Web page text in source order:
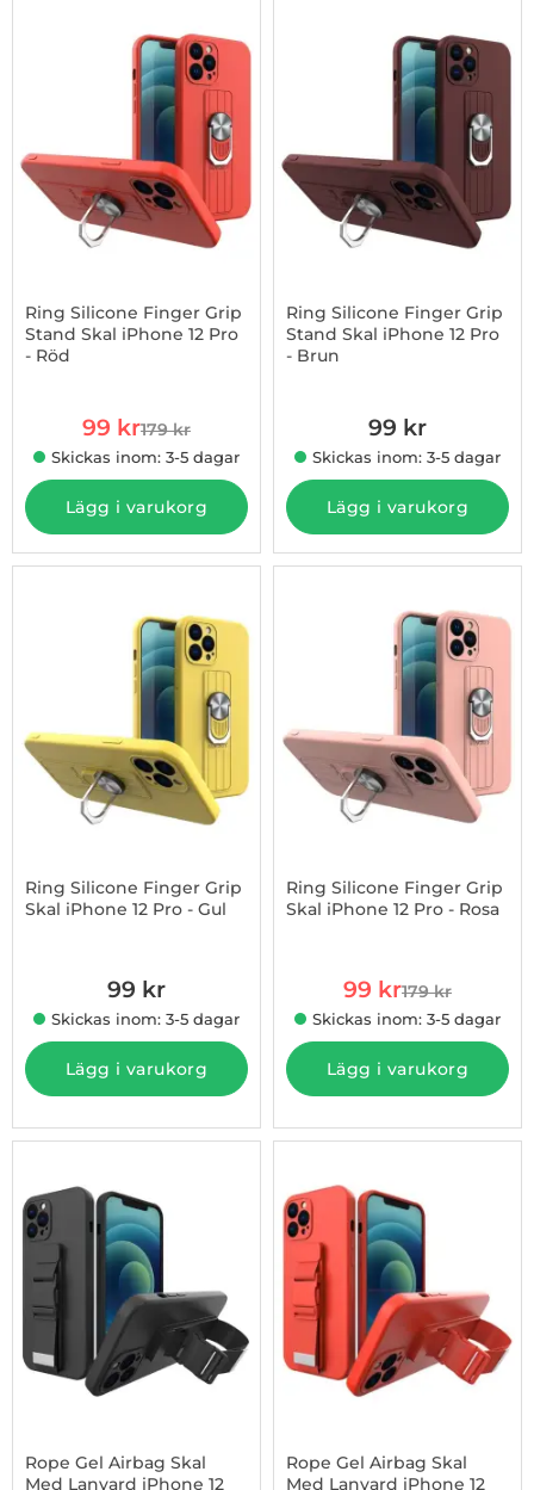
Ring Silicone Finger Grip
Stand Skal iPhone 12 Pro
- Röd
rea pris
99 krtidigare pris
179 kr
Skickas inom: 3-5 dagar
Lägg i varukorg
Ring Silicone Finger Grip
Stand Skal iPhone 12 Pro
- Brun
99 kr
Skickas inom: 3-5 dagar
Lägg i varukorg
Ring Silicone Finger Grip
Skal iPhone 12 Pro - Gul
99 kr
Skickas inom: 3-5 dagar
Lägg i varukorg
Ring Silicone Finger Grip
Skal iPhone 12 Pro - Rosa
rea pris
99 krtidigare pris
179 kr
Skickas inom: 3-5 dagar
Lägg i varukorg
Rope Gel Airbag Skal
Med Lanyard iPhone 12
Rope Gel Airbag Skal
Med Lanyard iPhone 12